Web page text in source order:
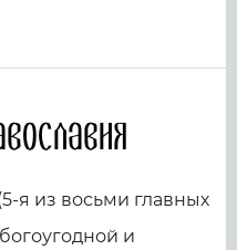
я из восьми главных
и